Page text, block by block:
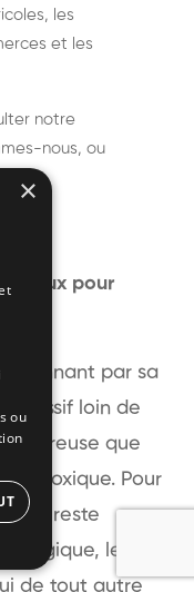
les
et les
notre
nous, ou
pour
par sa
loin de
que
toxique. Pour
elle reste
le
de tout autre
×
ou